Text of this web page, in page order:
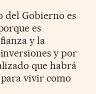
del Gobierno es
es
y la
y por
que habrá
vivir como